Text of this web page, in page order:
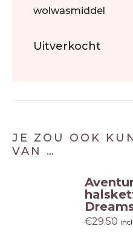
wolwasmiddel
Uitverkocht
JE ZOU OOK
VAN …
€29.50